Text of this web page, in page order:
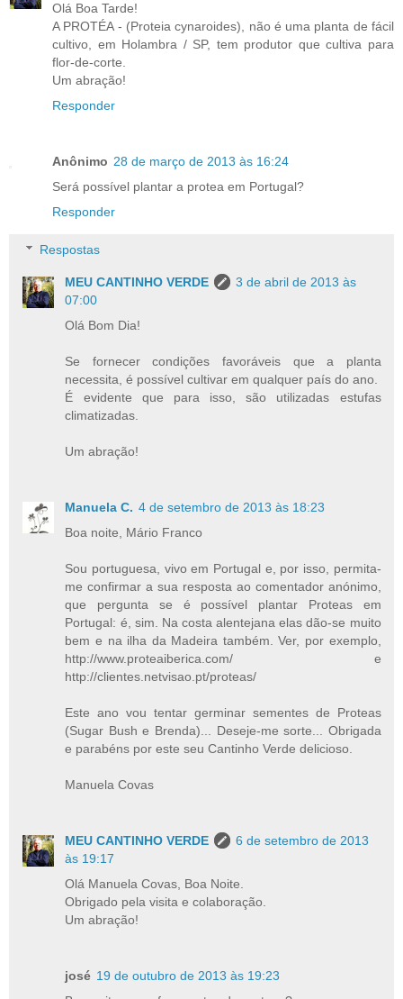
Olá Boa Tarde!
A PROTÉA - (Proteia cynaroides), não é uma planta de fácil
cultivo, em Holambra / SP, tem produtor que cultiva para
flor-de-corte.
Um abração!
Responder
Anônimo 28 de março de 2013 às 16:24
Será possível plantar a protea em Portugal?
Responder
Respostas
MEU CANTINHO VERDE
3 de abril de 2013 às
07:00
Olá Bom Dia!
Se fornecer condições favoráveis que a planta
necessita, é possível cultivar em qualquer país do ano.
É evidente que para isso, são utilizadas estufas
climatizadas.
Um abração!
Manuela C. 4 de setembro de 2013 às 18:23
Boa noite, Mário Franco
Sou portuguesa, vivo em Portugal e, por isso, permita-
me confirmar a sua resposta ao comentador anónimo,
que pergunta se é possível plantar Proteas em
Portugal: é, sim. Na costa alentejana elas dão-se muito
bem e na ilha da Madeira também. Ver, por exemplo,
http://www.proteaiberica.com/ e
http://clientes.netvisao.pt/proteas/
Este ano vou tentar germinar sementes de Proteas
(Sugar Bush e Brenda)... Deseje-me sorte... Obrigada
e parabéns por este seu Cantinho Verde delicioso.
Manuela Covas
MEU CANTINHO VERDE
6 de setembro de 2013
às 19:17
Olá Manuela Covas, Boa Noite.
Obrigado pela visita e colaboração.
Um abração!
josé 19 de outubro de 2013 às 19:23